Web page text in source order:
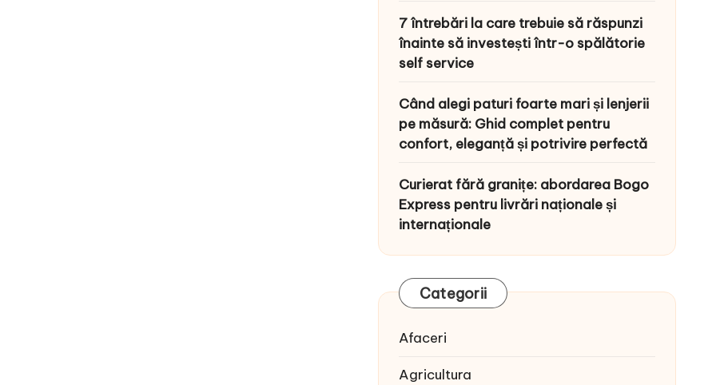
7 întrebări la care trebuie să răspunzi
înainte să investești într-o spălătorie
self service
Când alegi paturi foarte mari și lenjerii
pe măsură: Ghid complet pentru
confort, eleganță și potrivire perfectă
Curierat fără granițe: abordarea Bogo
Express pentru livrări naționale și
internaționale
Categorii
Afaceri
Agricultura